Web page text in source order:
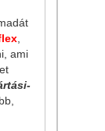
ami